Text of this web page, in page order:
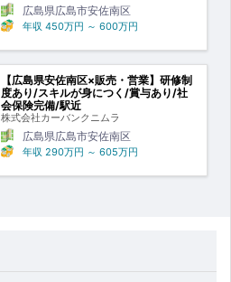
広島県広島市安佐南区
年収 450万円 ～ 600万円
【広島県安佐南区×販売・営業】研修制
度あり/スキルが身につく/賞与あり/社
会保険完備/駅近
株式会社カーバンクニムラ
広島県広島市安佐南区
年収 290万円 ～ 605万円